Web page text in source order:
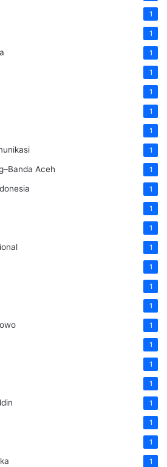
1
1
1
1
1
1
1
1
Aceh 1
1
1
1
1
1
1
1
1
1
1
1
1
1
1
1